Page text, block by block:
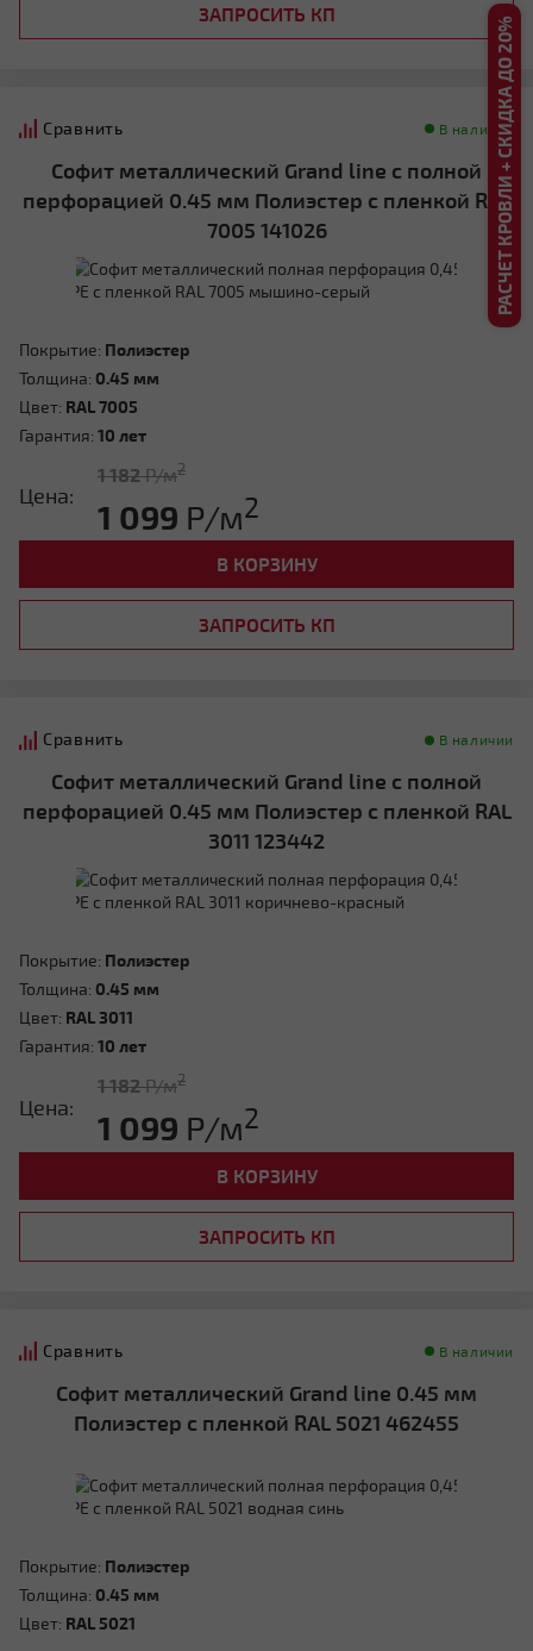
ЗАПРОСИТЬ КП
Сравнить В наличии
Софит металлический Grand line с полной
перфорацией 0.45 мм Полиэстер с пленкой RAL
7005 141026
Покрытие: Полиэстер
Толщина: 0.45 мм
Цвет: RAL 7005
Гарантия: 10 лет
Цена:
1 182Р/м2
1 099 Р/м2
В КОРЗИНУ
ЗАПРОСИТЬ КП
Сравнить В наличии
Софит металлический Grand line с полной
перфорацией 0.45 мм Полиэстер с пленкой RAL
3011 123442
Покрытие: Полиэстер
Толщина: 0.45 мм
Цвет: RAL 3011
Гарантия: 10 лет
Цена:
1 182Р/м2
1 099 Р/м2
В КОРЗИНУ
ЗАПРОСИТЬ КП
Сравнить В наличии
Софит металлический Grand line 0.45 мм
Полиэстер с пленкой RAL 5021 462455
Покрытие: Полиэстер
Толщина: 0.45 мм
Цвет: RAL 5021
РАСЧЕТ КРОВЛИ + СКИДКА ДО 20%